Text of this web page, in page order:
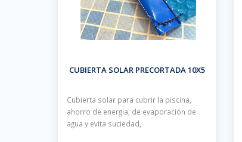
CUBIERTA SOLAR PRECORTADA 10X5
Cubierta solar para cubrir la piscina,
ahorro de energia, de evaporación de
agua y evita suciedad,